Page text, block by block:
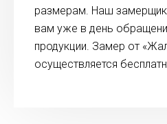
размерам. Наш
вам уже в день
продукции. Замер от
осуществляется